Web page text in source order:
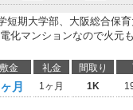
短期大学部、大阪総合保
化マンションなので火元
敷金 礼金 間取り
月 1ヶ月 1K